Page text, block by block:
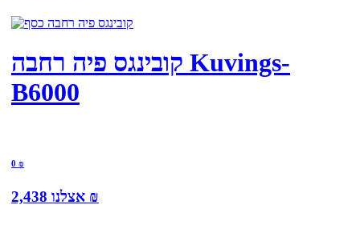
קובינגס פיה רחבה Kuvings-
B6000
0 ₪
אצלנו 2,438 ₪